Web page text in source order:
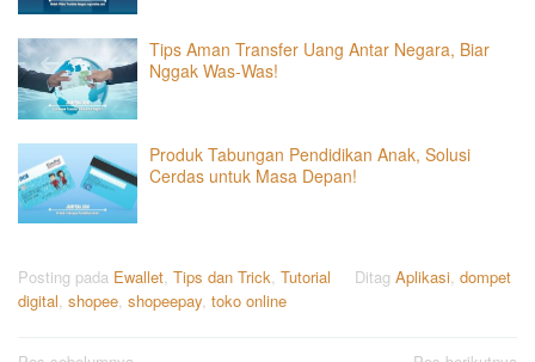
Tips Aman Transfer Uang Antar Negara, Biar
Nggak Was-Was!
Produk Tabungan Pendidikan Anak, Solusi
Cerdas untuk Masa Depan!
Posting pada Ewallet, Tips dan Trick, Tutorial Ditag Aplikasi, dompet
digital, shopee, shopeepay, toko online